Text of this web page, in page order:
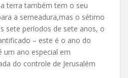
terra também tem o seu
a semeadura,mas o sétimo
sete períodos de sete anos, o
– este é o ano do
um ano especial em
do controle de Jerusalém